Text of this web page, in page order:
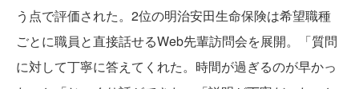
う点で評価された。2位の明治安田生命保険は希望職種
ごとに職員と直接話せるWeb先輩訪問会を展開。「質問
に対して丁寧に答えてくれた。時間が過ぎるのが早かっ